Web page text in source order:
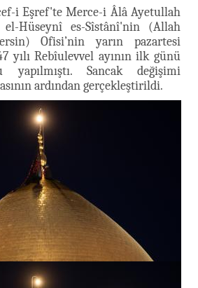
i Eşref'te Merce-i Âlâ Ayetullah
Hüseynî es-Sîstânî'nin (Allah
Ofisi’nin yarın pazartesi
yılı Rebîulevvel ayının ilk günü
yapılmıştı. Sancak değişimi
ardından gerçekleştirildi.